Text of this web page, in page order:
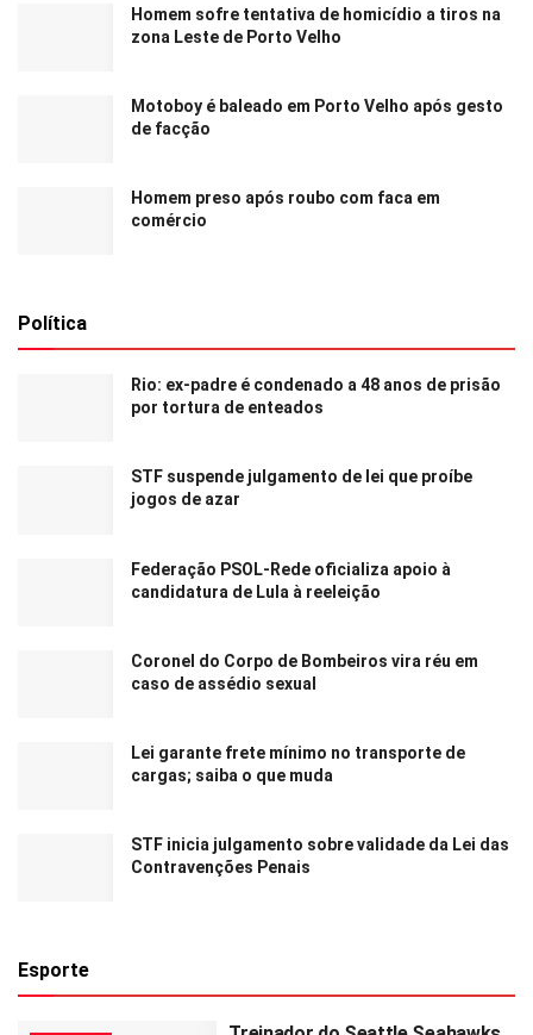
Homem sofre tentativa de homicídio a tiros na
zona Leste de Porto Velho
Motoboy é baleado em Porto Velho após gesto
de facção
Homem preso após roubo com faca em
comércio
Política
Rio: ex-padre é condenado a 48 anos de prisão
por tortura de enteados
STF suspende julgamento de lei que proíbe
jogos de azar
Federação PSOL-Rede oficializa apoio à
candidatura de Lula à reeleição
Coronel do Corpo de Bombeiros vira réu em
caso de assédio sexual
Lei garante frete mínimo no transporte de
cargas; saiba o que muda
STF inicia julgamento sobre validade da Lei das
Contravenções Penais
Esporte